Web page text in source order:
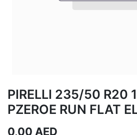
PIRELLI 235/50 R20
PZEROE RUN FLAT
0,00 AED